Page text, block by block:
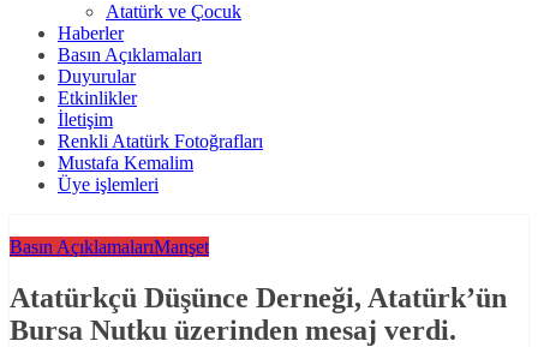
Atatürk ve Çocuk
Haberler
Basın Açıklamaları
Duyurular
Etkinlikler
İletişim
Renkli Atatürk Fotoğrafları
Mustafa Kemalim
Üye işlemleri
Basın AçıklamalarıManşet
Atatürkçü Düşünce Derneği, Atatürk’ün
Bursa Nutku üzerinden mesaj verdi.